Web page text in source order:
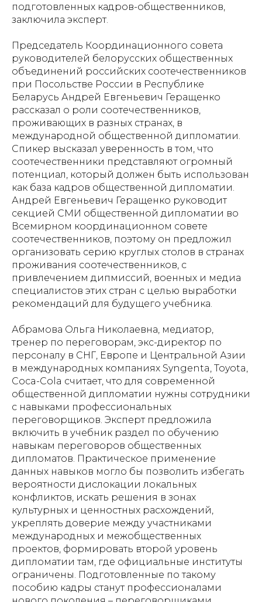
подготовленных кадров-общественников,
заключила эксперт.
Председатель Координационного совета
руководителей белорусских общественных
объединений российских соотечественников
при Посольстве России в Республике
Беларусь Андрей Евгеньевич Геращенко
рассказал о роли соотечественников,
проживающих в разных странах, в
международной общественной дипломатии.
Спикер высказал уверенность в том, что
соотечественники представляют огромный
потенциал, который должен быть использован
как база кадров общественной дипломатии.
Андрей Евгеньевич Геращенко руководит
секцией СМИ общественной дипломатии во
Всемирном координационном совете
соотечественников, поэтому он предложил
организовать серию круглых столов в странах
проживания соотечественников, с
привлечением дипмиссий, военных и медиа
специалистов этих стран с целью выработки
рекомендаций для будущего учебника.
Абрамова Ольга Николаевна, медиатор,
тренер по переговорам, экс-директор по
персоналу в СНГ, Европе и Центральной Азии
в международных компаниях Syngenta, Toyota,
Coca-Cola считает, что для современной
общественной дипломатии нужны сотрудники
с навыками профессиональных
переговорщиков. Эксперт предложила
включить в учебник раздел по обучению
навыкам переговоров общественных
дипломатов. Практическое применение
данных навыков могло бы позволить избегать
вероятности дислокации локальных
конфликтов, искать решения в зонах
культурных и ценностных расхождений,
укреплять доверие между участниками
международных и межобщественных
проектов, формировать второй уровень
дипломатии там, где официальные институты
ограничены. Подготовленные по такому
пособию кадры станут профессионалами